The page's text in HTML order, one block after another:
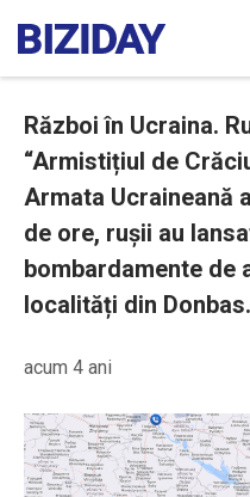
Război în Ucraina.
“Armistițiul de
Armata Ucraineană
de ore, rușii au
bombardamente de
localități din Donbas.
acum 4 ani